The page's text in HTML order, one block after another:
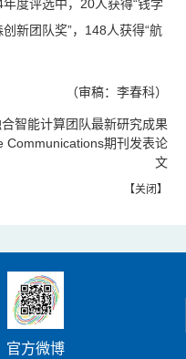
度评选中，20人获得“钱学
新团队奖”，148人获得“航
（审稿：李春科）
智能计算团队最新研究成果
Communications期刊发表论
文
【关闭】
官方微博